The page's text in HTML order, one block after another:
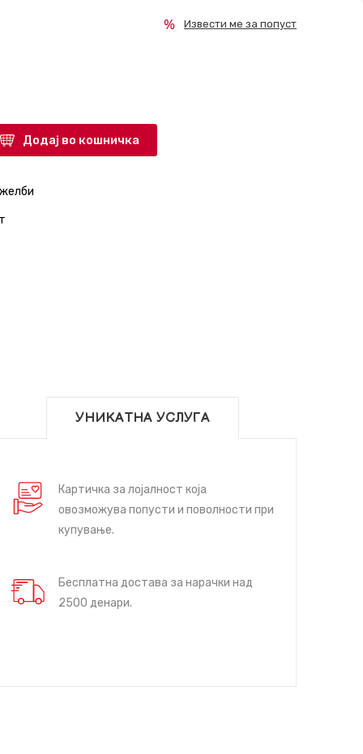
Извести ме за попуст
Додај во кошничка
УНИКАТНА УСЛУГА
Картичка за лојалност која
овозможува попусти и поволности при
купување.
Бесплатна достава за нарачки над
2500 денари.